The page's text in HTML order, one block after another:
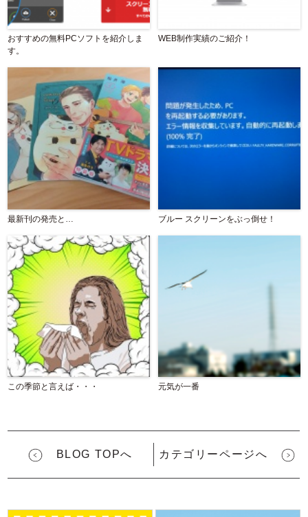
おすすめの無料PCソフトを紹介しま
す。
WEB制作実績のご紹介！
最新刊の発売と… ブルー スクリーンをぶっ倒せ！
この季節と言えば・・・ 元気が一番
BLOG TOPへ カテゴリーページへ